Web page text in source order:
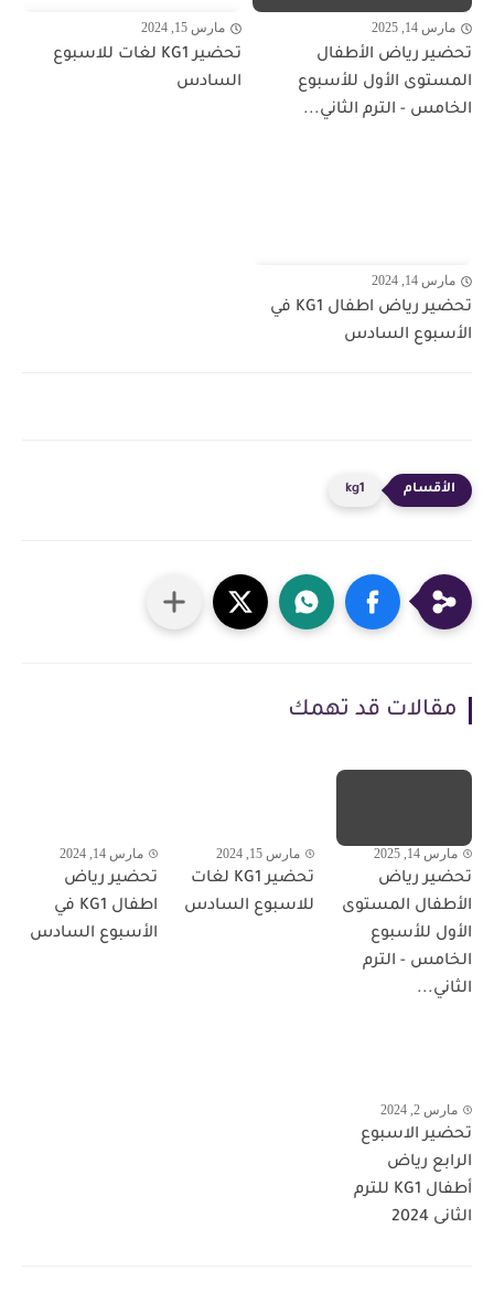
مارس 14, 2025
تحضير رياض الأطفال
المستوى الأول للأسبوع
الخامس - الترم الثاني...
مارس 15, 2024
تحضير KG1 لغات للاسبوع
السادس
مارس 14, 2024
تحضير رياض اطفال KG1 في
الأسبوع السادس
kg1
مقالات قد تهمك
مارس 14, 2025
تحضير رياض
الأطفال المستوى
الأول للأسبوع
الخامس - الترم
الثاني...
مارس 15, 2024
تحضير KG1 لغات
للاسبوع السادس
مارس 14, 2024
تحضير رياض
اطفال KG1 في
الأسبوع السادس
مارس 2, 2024
تحضير الاسبوع
الرابع رياض
أطفال KG1 للترم
الثانى 2024